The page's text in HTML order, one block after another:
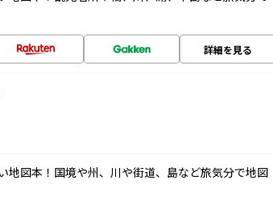
詳細を見る
地図本！国境や州、川や街道、島など旅気分で地図